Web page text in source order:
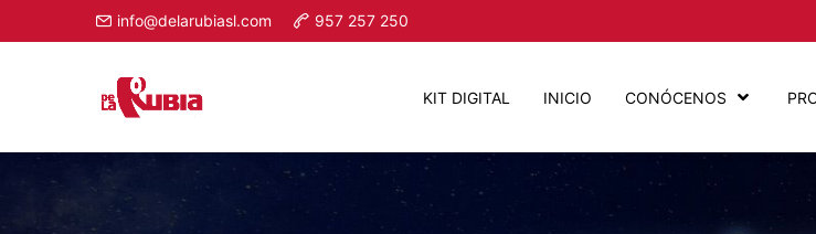
al
info@delarubiasl.com 957 257 250
KIT DIGITAL INICIO CONÓCENOS